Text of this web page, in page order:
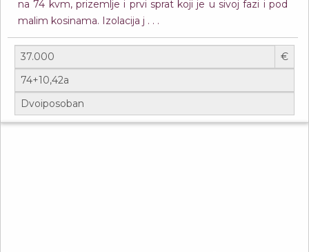
na 74 kvm, prizemlje i prvi sprat koji je u sivoj fazi i pod
malim kosinama. Izolacija j . . .
€